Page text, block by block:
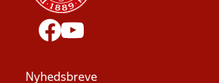
Nyhedsbreve